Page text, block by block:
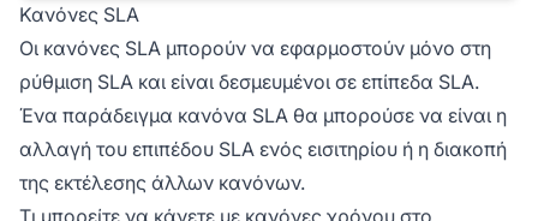
Κανόνες SLA
Οι κανόνες SLA μπορούν να εφαρμοστούν μόνο στη
ρύθμιση SLA και είναι δεσμευμένοι σε επίπεδα SLA.
Ένα παράδειγμα κανόνα SLA θα μπορούσε να είναι η
αλλαγή του επιπέδου SLA ενός εισιτηρίου ή η διακοπή
της εκτέλεσης άλλων κανόνων.
Τι μπορείτε να κάνετε με κανόνες χρόνου στο